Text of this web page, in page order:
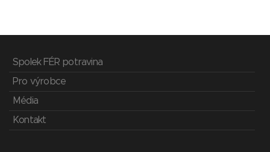
Spolek FÉR potravina
Pro výrobce
Média
Kontakt